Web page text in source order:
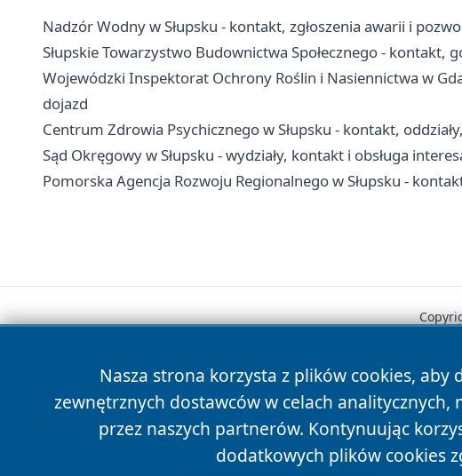
Nadzór Wodny w Słupsku - kontakt, zgłoszenia awarii i
Słupskie Towarzystwo Budownictwa Społecznego - kontakt,
Wojewódzki Inspektorat Ochrony Roślin i Nasiennictwa w
dojazd
Centrum Zdrowia Psychicznego w Słupsku - kontakt,
Sąd Okręgowy w Słupsku - wydziały, kontakt i obsługa
Pomorska Agencja Rozwoju Regionalnego w Słupsku -
Nasza strona korzysta z plików cookies, aby
zewnętrznych dostawców w celach
przez naszych partnerów. Kontynuując
dodatkowych plików cookies
News